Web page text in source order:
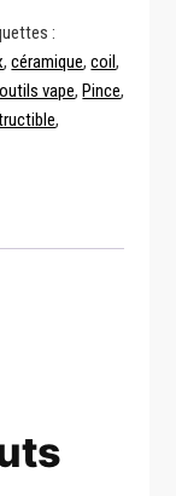
:
,céramique,coil,
outils vape,Pince,
,